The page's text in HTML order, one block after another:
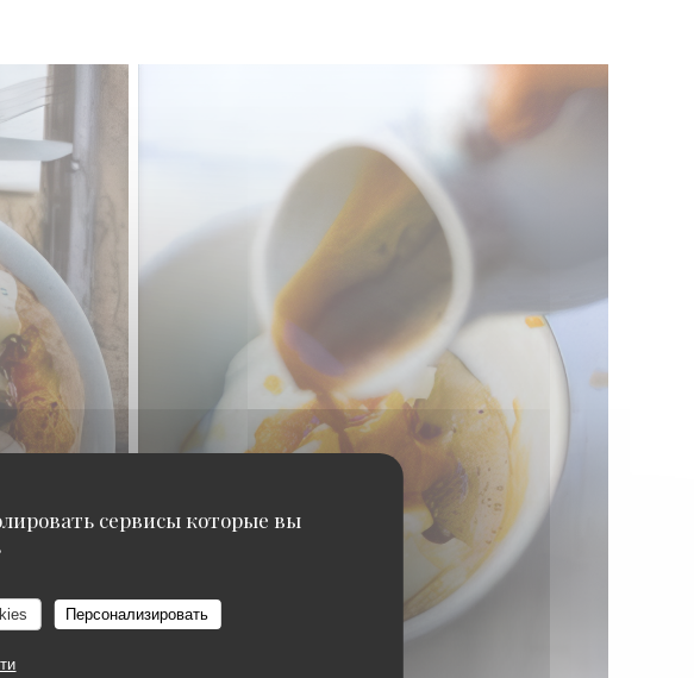
сервисы которые вы
Персонализировать